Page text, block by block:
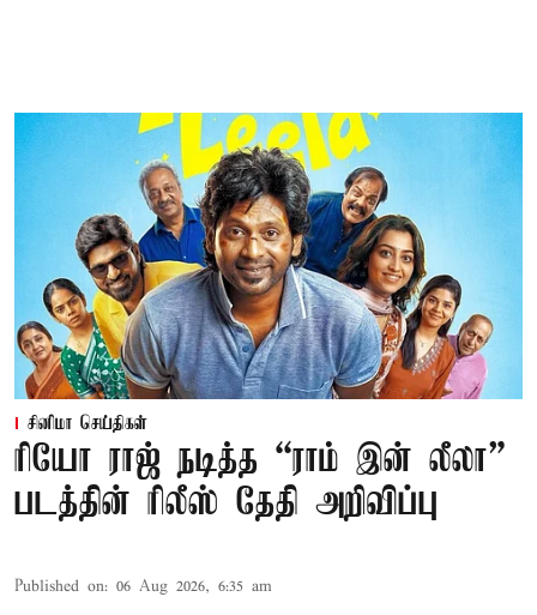
சினிமா செய்திகள்
ரியோ ராஜ் நடித்த “ராம் இன் லீலா”
படத்தின் ரிலீஸ் தேதி அறிவிப்பு
Published on: 06 Aug 2026, 6:35 am